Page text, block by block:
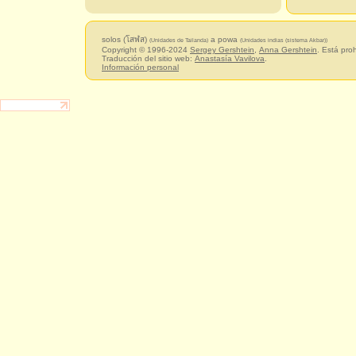
solos (โสฬส) (Unidades de Tailanda) a powa (Unidades indias (sistema Akbar))
Copyright © 1996-2024 Sergey Gershtein Anna Gershtein . Está
Traducción del sitio web: Anastasía Vavilova
Información personal